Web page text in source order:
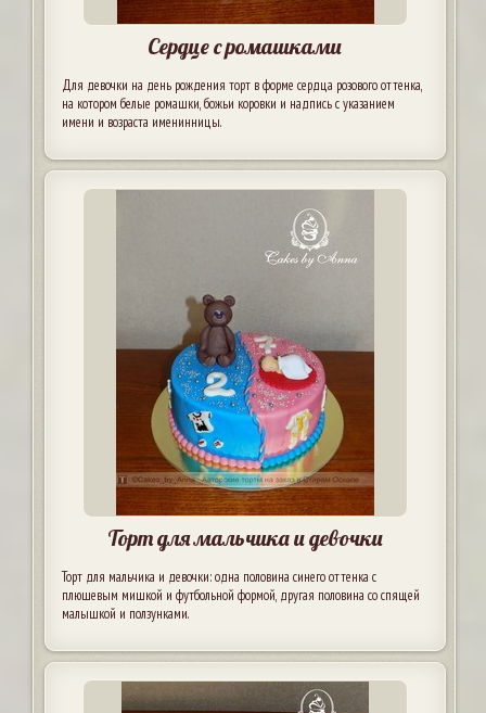
Сердце с ромашками
Для девочки на день рождения торт в форме сердца розового оттенка,
на котором белые ромашки, божьи коровки и надпись с указанием
имени и возраста именинницы.
Торт для мальчика и девочки
Торт для мальчика и девочки: одна половина синего оттенка с
плюшевым мишкой и футбольной формой, другая половина со спящей
малышкой и ползунками.